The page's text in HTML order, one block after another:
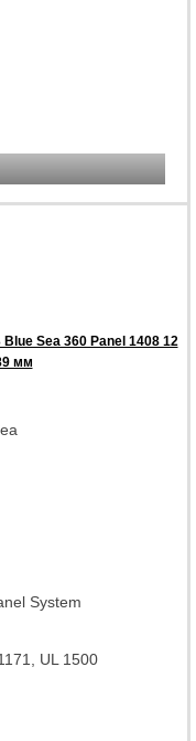
Sea 360 Panel 1408 12
мм
System
UL 1500